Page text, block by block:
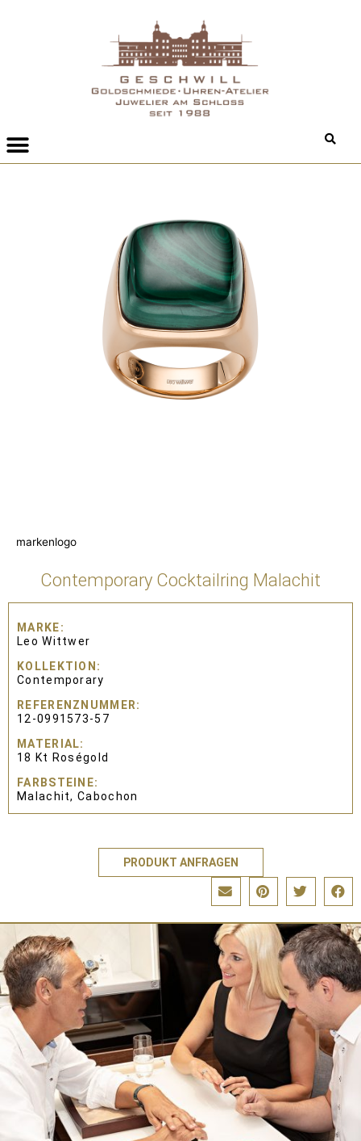
markenlogo
Contemporary Cocktailring Malachit
MARKE
Leo Wittwer
KOLLEKTION
Contemporary
REFERENZNUMMER
12-0991573-57
MATERIAL
18 Kt Roségold
FARBSTEINE
Malachit, Cabochon
PRODUKT ANFRAGEN